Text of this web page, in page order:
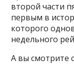
второй части
первым в
которого
недельного
А вы смотрите